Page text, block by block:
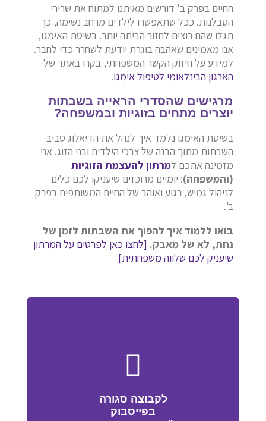
החיים בפרק ב' דורשים מאיתנו למתוח את שרירי
הסבלנות. ככל שתאפשרו לילדים מרחב נשימה, כך
תגלו שהם רוצים לחזור הביתה יותר. בשיטת האימגו,
אנו מאמינים שאהבה בוגרת יודעת לשחרר כדי לחבר.
למידע על חיזוק הקשר המשפחתי, בקרו באתר של
הארגון הבינלאומי לטיפול אימגו.
מרגישים שהסדרי הראייה בשבתות
יוצרים מתחים בזוגיות ובמשפחה?
בשיטת האימגו נלמד איך לנהל את הדיאלוג סביב
השבתות מתוך הבנה של צרכי הילדים ובני הזוג. אני
מזמינה אתכם למרתון להעצמת הזוגיות
(והמשפחה): יומיים מרוכזים שיעניקו לכם כלים
לניהול גמיש, רגוע ואוהב של החיים המשותפים בפרק
ב'.
בואו ללמוד איך להפוך את השבתות לזמן של
נחת, לא של מאבק. [לחצו כאן לפרטים על המרתון
שיעניק לכם שלווה משפחתית]
לקבוצה סגורה
בפייסבוק